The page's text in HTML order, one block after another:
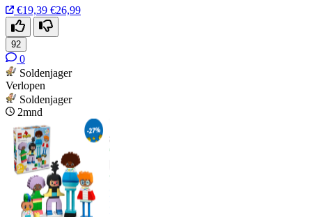
€19,39 €26,99
92
0
Soldenjager
Verlopen
Soldenjager
2mnd